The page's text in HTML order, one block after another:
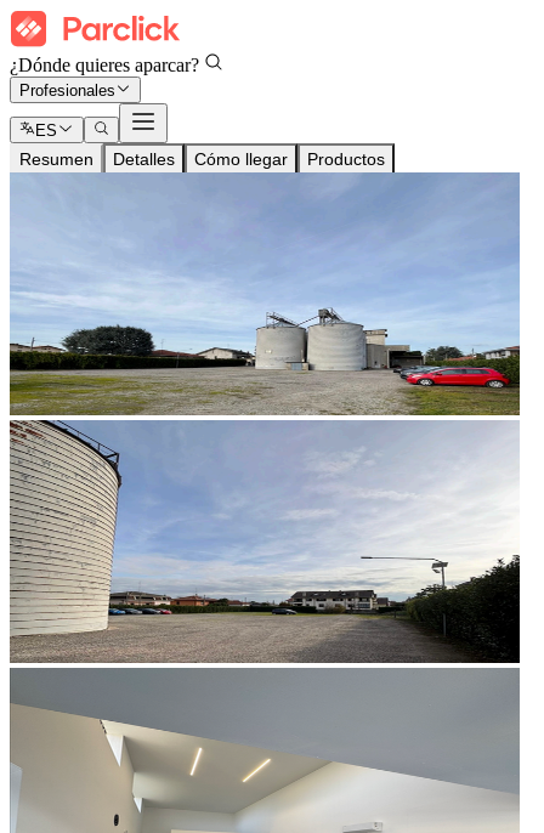
¿Dónde quieres aparcar?
Profesionales
ES
Resumen Detalles Cómo llegar Productos